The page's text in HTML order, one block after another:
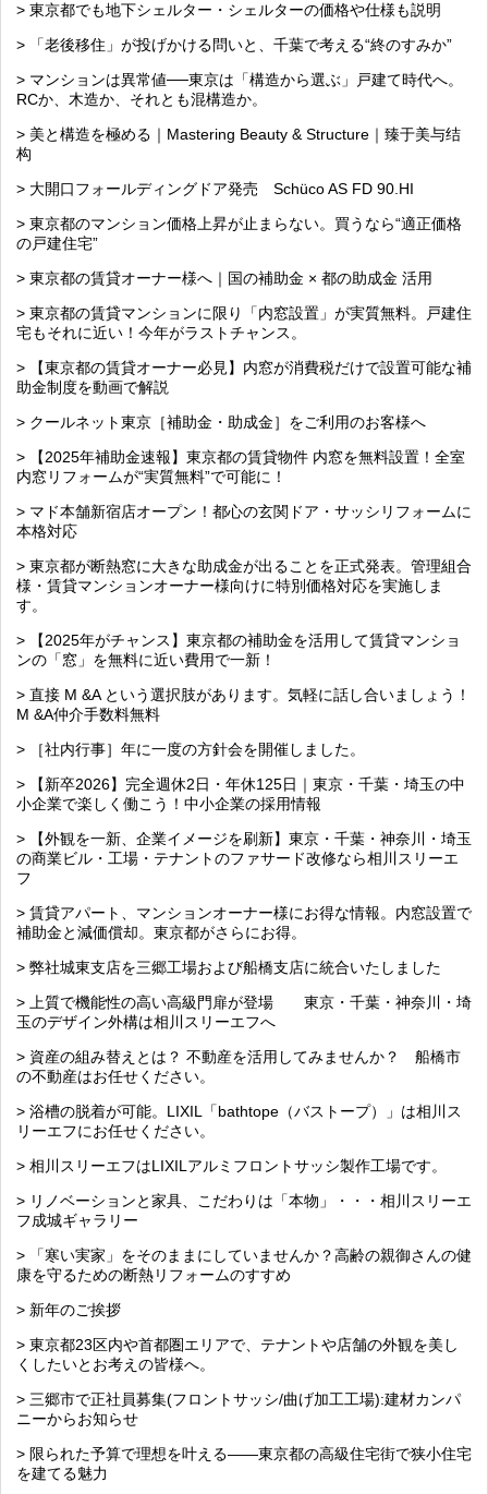
> 東京都でも地下シェルター・シェルターの価格や仕様も説明
> 「老後移住」が投げかける問いと、千葉で考える“終のすみか”
> マンションは異常値──東京は「構造から選ぶ」戸建て時代へ。
RCか、木造か、それとも混構造か。
> 美と構造を極める｜Mastering Beauty & Structure｜臻于美与结
构
> 大開口フォールディングドア発売 Schüco AS FD 90.HI
> 東京都のマンション価格上昇が止まらない。買うなら“適正価格
の戸建住宅”
> 東京都の賃貸オーナー様へ｜国の補助金 × 都の助成金 活用
> 東京都の賃貸マンションに限り「内窓設置」が実質無料。戸建住
宅もそれに近い！今年がラストチャンス。
> 【東京都の賃貸オーナー必見】内窓が消費税だけで設置可能な補
助金制度を動画で解説
> クールネット東京［補助金・助成金］をご利用のお客様へ
> 【2025年補助金速報】東京都の賃貸物件 内窓を無料設置！全室
内窓リフォームが“実質無料”で可能に！
> マド本舗新宿店オープン！都心の玄関ドア・サッシリフォームに
本格対応
> 東京都が断熱窓に大きな助成金が出ることを正式発表。管理組合
様・賃貸マンションオーナー様向けに特別価格対応を実施しま
す。
> 【2025年がチャンス】東京都の補助金を活用して賃貸マンショ
ンの「窓」を無料に近い費用で一新！
> 直接 M &A という選択肢があります。気軽に話し合いましょう！
M &A仲介手数料無料
> ［社内行事］年に一度の方針会を開催しました。
> 【新卒2026】完全週休2日・年休125日｜東京・千葉・埼玉の中
小企業で楽しく働こう！中小企業の採用情報
> 【外観を一新、企業イメージを刷新】東京・千葉・神奈川・埼玉
の商業ビル・工場・テナントのファサード改修なら相川スリーエ
フ
> 賃貸アパート、マンションオーナー様にお得な情報。内窓設置で
補助金と減価償却。東京都がさらにお得。
> 弊社城東支店を三郷工場および船橋支店に統合いたしました
> 上質で機能性の高い高級門扉が登場 東京・千葉・神奈川・埼
玉のデザイン外構は相川スリーエフへ
> 資産の組み替えとは？ 不動産を活用してみませんか？ 船橋市
の不動産はお任せください。
> 浴槽の脱着が可能。LIXIL「bathtope（バストープ）」は相川ス
リーエフにお任せください。
> 相川スリーエフはLIXILアルミフロントサッシ製作工場です。
> リノベーションと家具、こだわりは「本物」・・・相川スリーエ
フ成城ギャラリー
> 「寒い実家」をそのままにしていませんか？高齢の親御さんの健
康を守るための断熱リフォームのすすめ
> 新年のご挨拶
> 東京都23区内や首都圏エリアで、テナントや店舗の外観を美し
くしたいとお考えの皆様へ。
> 三郷市で正社員募集(フロントサッシ/曲げ加工工場):建材カンパ
ニーからお知らせ
> 限られた予算で理想を叶える――東京都の高級住宅街で狭小住宅
を建てる魅力